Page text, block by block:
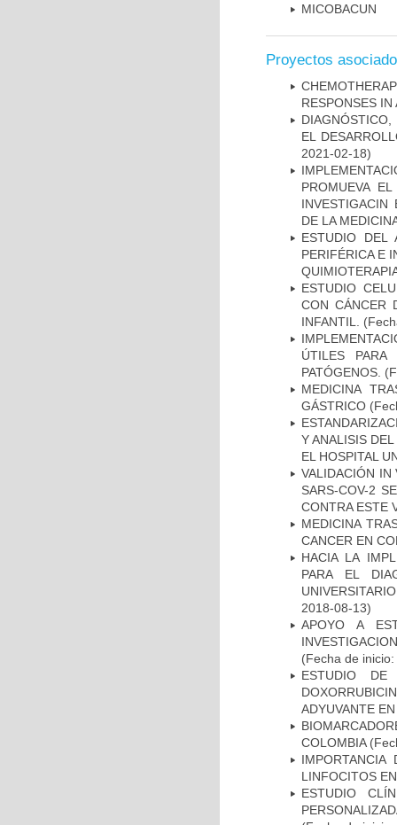
MICOBAC­UN
Proyectos
RESPONSES IN
EL
2021-02-18)
PROMUEVA
INVESTIGACIN
DE LA
ESTUDIO DEL
PERIFÉRICA E
ESTUDIO
CON CÁNCER
INFANTIL.
ÚTILES
PATÓGENOS.
MEDICINA
GÁSTRICO
Y ANALISIS
EL HOSPITAL
VALIDACIÓN IN
SARS-COV-2
CONTRA ESTE
MEDICINA
CANCER EN
HACIA LA
PARA EL
2018-08-13)
APOYO A
(Fecha de
ESTUDIO DE
ADYUVANTE
COLOMBIA
LINFOCITOS
ESTUDIO